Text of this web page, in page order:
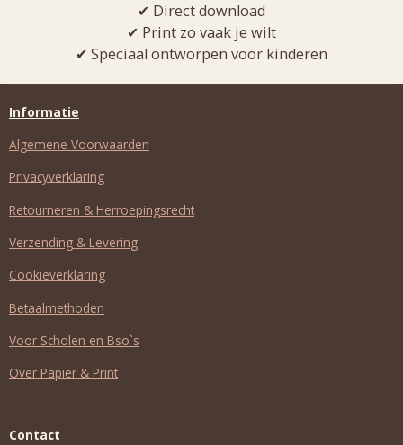
✔ Direct download
✔ Print zo vaak je wilt
✔ Speciaal ontworpen voor kinderen
Informatie
Algemene Voorwaarden
Privacyverklaring
Retourneren & Herroepingsrecht
Verzending & Levering
Cookieverklaring
Betaalmethoden
Voor Scholen en Bso`s
Over Papier & Print
Contact